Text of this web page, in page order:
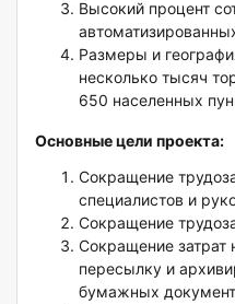
Высокий процент
Размеры и
несколько тысяч
650 населенных
Основные цели проекта:
Сокращение
специалистов и
Сокращение
Сокращение затрат
пересылку и
бумажных